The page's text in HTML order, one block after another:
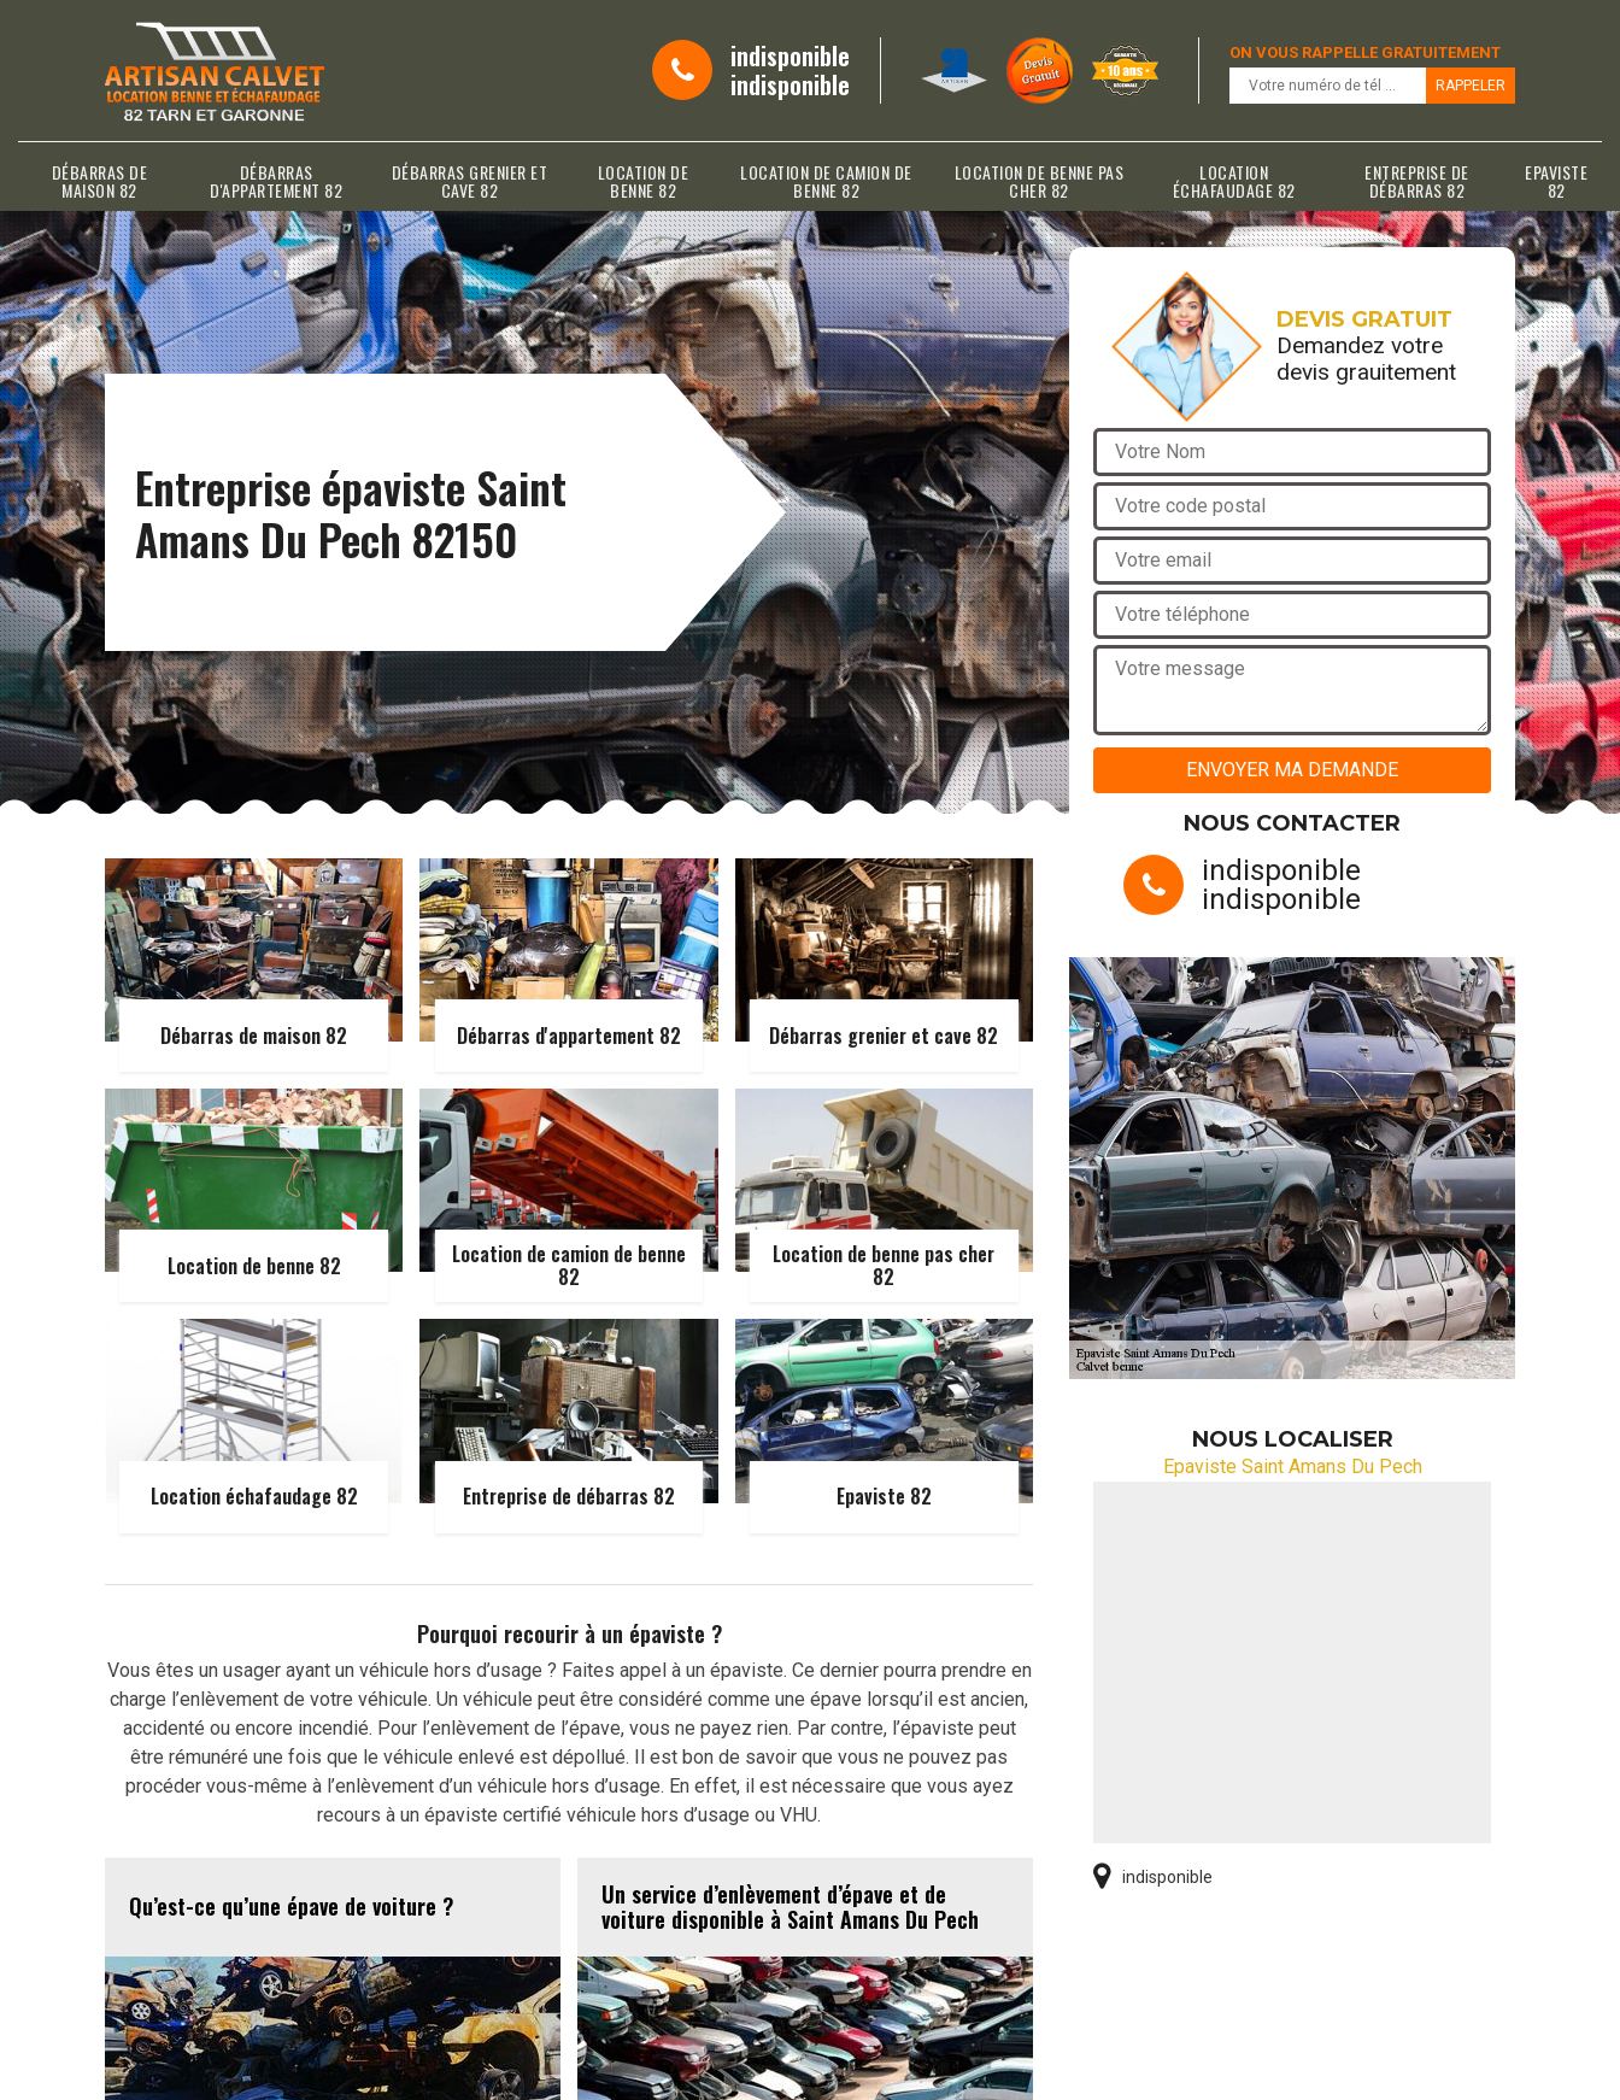
indisponible
indisponible
ON VOUS RAPPELLE GRATUITEMENT
DÉBARRAS DE
MAISON 82
DÉBARRAS
D'APPARTEMENT 82
DÉBARRAS GRENIER ET
CAVE 82
LOCATION DE
BENNE 82
LOCATION DE CAMION DE
BENNE 82
LOCATION DE BENNE PAS
CHER 82
LOCATION
ÉCHAFAUDAGE 82
ENTREPRISE DE
DÉBARRAS 82
EPAVISTE
82
Entreprise épaviste Saint
Amans Du Pech 82150
Débarras de maison 82 Débarras d'appartement 82 Débarras grenier et cave 82
Location de benne 82 Location de camion de benne
82
Location de benne pas cher
82
Location échafaudage 82 Entreprise de débarras 82 Epaviste 82
Pourquoi recourir à un épaviste ?
Vous êtes un usager ayant un véhicule hors d’usage ? Faites appel à un épaviste. Ce dernier pourra prendre en
charge l’enlèvement de votre véhicule. Un véhicule peut être considéré comme une épave lorsqu’il est ancien,
accidenté ou encore incendié. Pour l’enlèvement de l’épave, vous ne payez rien. Par contre, l’épaviste peut
être rémunéré une fois que le véhicule enlevé est dépollué. Il est bon de savoir que vous ne pouvez pas
procéder vous-même à l’enlèvement d’un véhicule hors d’usage. En effet, il est nécessaire que vous ayez
recours à un épaviste certifié véhicule hors d’usage ou VHU.
Qu’est-ce qu’une épave de voiture ?
Un service d’enlèvement d’épave et de
voiture disponible à Saint Amans Du Pech
DEVIS GRATUIT
Demandez votre
devis grauitement
NOUS CONTACTER
indisponible
indisponible
NOUS LOCALISER
Epaviste Saint Amans Du Pech
indisponible